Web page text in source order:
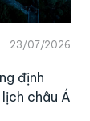
23/07/2026
định
lịch châu Á